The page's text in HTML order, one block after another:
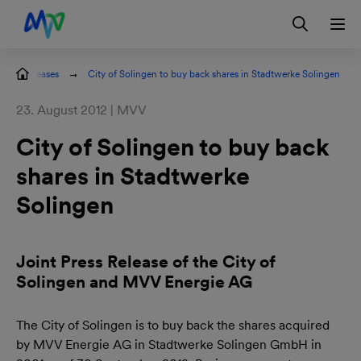
Skip to main navigation
Skip to content
Skip to footer
Contact DE
Press releases City of Solingen to buy back shares in Stadtwerke Solingen
23. August 2012 | MVV
City of Solingen to buy back
shares in Stadtwerke
Solingen
Joint Press Release of the City of
Solingen and MVV Energie AG
The City of Solingen is to buy back the shares acquired
by MVV Energie AG in Stadtwerke Solingen GmbH in